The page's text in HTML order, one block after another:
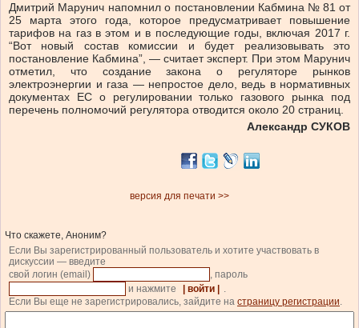
Дмитрий Марунич напомнил о постановлении Кабмина № 81 от
25 марта этого года, которое предусматривает повышение
тарифов на газ в этом и в последующие годы, включая 2017 г.
“Вот новый состав комиссии и будет реализовывать это
постановление Кабмина”, — считает эксперт. При этом Марунич
отметил, что создание закона о регуляторе рынков
электроэнергии и газа — непростое дело, ведь в нормативных
документах ЕС о регулировании только газового рынка под
перечень полномочий регулятора отводится около 20 страниц.
Александр СУКОВ
версия для печати >>
Что скажете, Аноним?
Если Вы зарегистрированный пользователь и хотите участвовать в
дискуссии — введите
свой логин (email)
, пароль
и нажмите
| войти |
.
Если Вы еще не зарегистрировались, зайдите на страницу регистрации.